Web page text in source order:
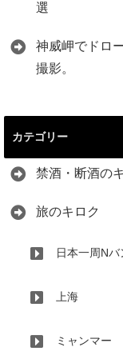
選
神威岬でドロ
撮影。
カテゴリー
禁酒・断酒の
旅のキロク
日本一周Nバ
上海
ミャンマー